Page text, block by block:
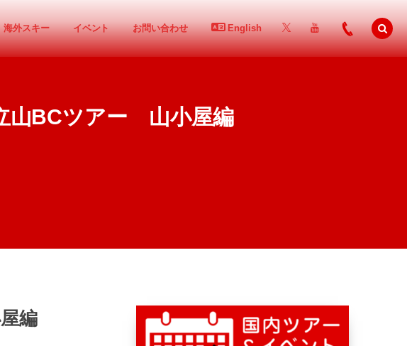
海外スキー イベント お問い合わせ English
山BCツアー 山小屋編
編